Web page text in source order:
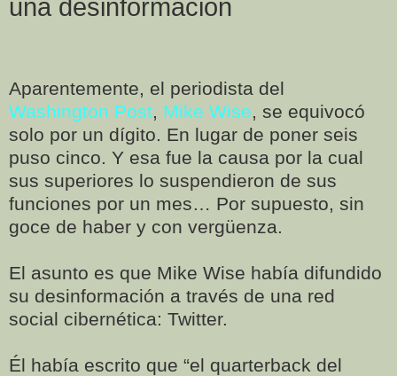
una desinformación
Aparentemente, el periodista del
Washington Post, Mike Wise, se equivocó
solo por un dígito. En lugar de poner seis
puso cinco. Y esa fue la causa por la cual
sus superiores lo suspendieron de sus
funciones por un mes… Por supuesto, sin
goce de haber y con vergüenza.
El asunto es que Mike Wise había difundido
su desinformación a través de una red
social cibernética: Twitter.
Él había escrito que “el quarterback del